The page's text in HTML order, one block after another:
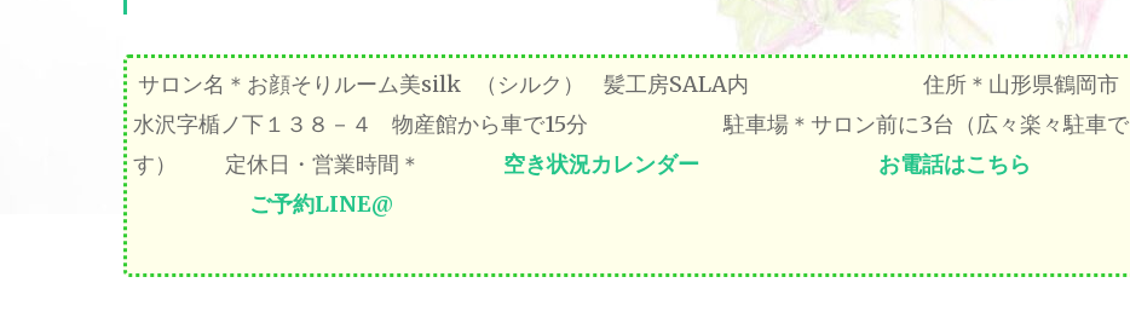
サロン名＊お顔そりルーム美silk （シルク） 髪工房SALA内 住所＊山形県鶴岡市
水沢字楯ノ下１３８－４ 物産館から車で15分 駐車場＊サロン前に3台（広々楽々駐車で
す） 定休日・営業時間＊ 空き状況カレンダー
お電話はこちら
ご予約LINE@